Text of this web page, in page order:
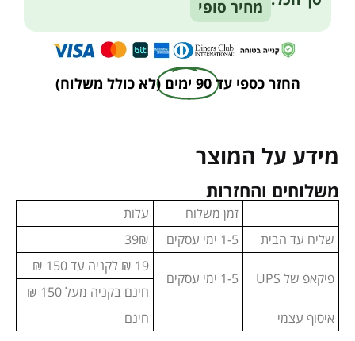
מחיר סופי
החזר כספי עד 90 ימים (לא כולל משלוח)
מידע על המוצר
משלוחים והחזרות
זמן משלוח
עלות
שליח עד הבית
1-5 ימי עסקים 39₪
פיקאפ של UPS 1-5 ימי עסקים
19 ₪ לקניה עד 150 ₪
חינם בקניה מעל 150 ₪
איסוף עצמי
חינם